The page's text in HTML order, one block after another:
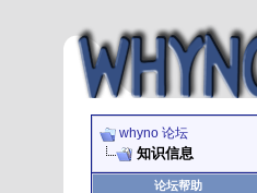
whyno 论坛
知识信息
论坛帮助